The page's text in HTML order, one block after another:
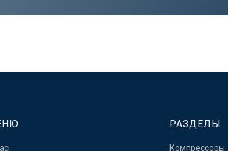
РАЗДЕЛЫ
Компрессоры